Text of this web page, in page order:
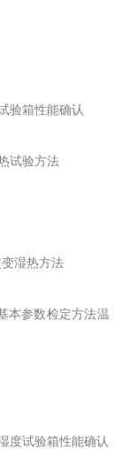
验箱性能确认
试验方法
变湿热方法
本参数检定方法温
度试验箱性能确认